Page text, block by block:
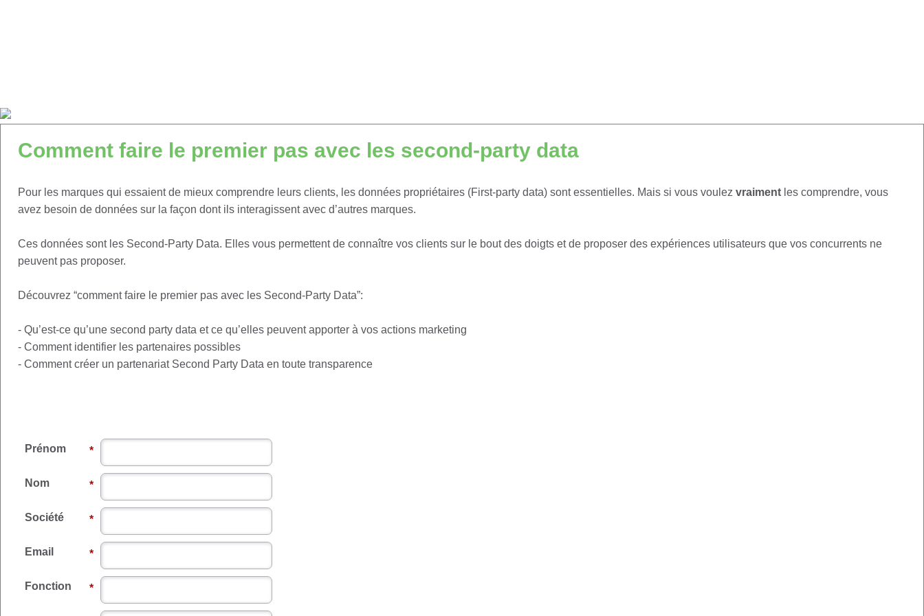
Comment faire le premier pas avec les second-party data
Pour les marques qui essaient de mieux comprendre leurs clients, les données propriétaires (First-party data) sont essentielles. Mais si vous voulez vraiment les comprendre, vous
avez besoin de données sur la façon dont ils interagissent avec d’autres marques.
Ces données sont les Second-Party Data. Elles vous permettent de connaître vos clients sur le bout des doigts et de proposer des expériences utilisateurs que vos concurrents ne
peuvent pas proposer.
Découvrez “comment faire le premier pas avec les Second-Party Data”:
- Qu’est-ce qu’une second party data et ce qu’elles peuvent apporter à vos actions marketing
- Comment identifier les partenaires possibles
- Comment créer un partenariat Second Party Data en toute transparence
*
Prénom
*
Nom
*
Société
*
Email
*
Fonction